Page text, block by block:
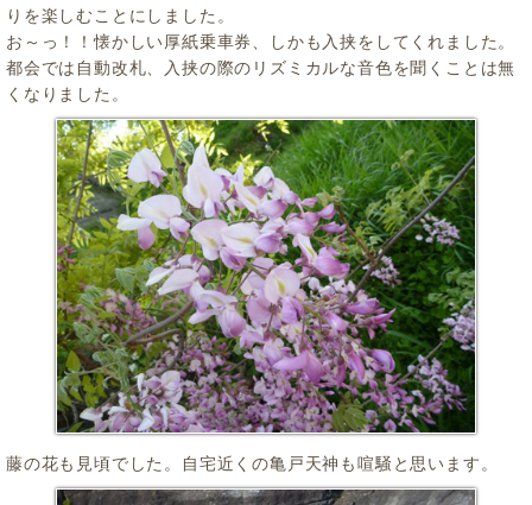
りを楽しむことにしました。
お～っ！！懐かしい厚紙乗車券、しかも入挟をしてくれました。
都会では自動改札、入挟の際のリズミカルな音色を聞くことは無
くなりました。
藤の花も見頃でした。自宅近くの亀戸天神も喧騒と思います。